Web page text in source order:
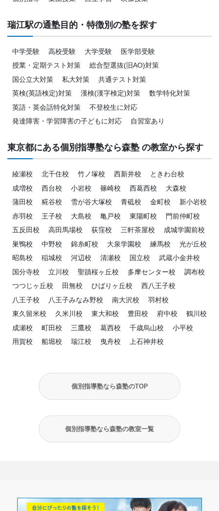
瑞江駅の通塾目的・特徴別の塾を探す
中学受験 高校受験 大学受験
医学部受験
授業・定期テスト対策
総合型選抜(旧AO)対策
国公立大対策
私大対策
共通テスト対策
英検(英語検定)対策
漢検(漢字検定)対策
数学特化対策
英語・英会話特化対策
不登校生に対応
発達障害・学習障害の子どもに対応
自習室あり
東京都にある個別指導塾なら森塾 の教室から探す
綾瀬校 北千住校 竹ノ塚校 西新井校
ときわ台校
成増校
西台校 小岩校 篠崎校 西葛西校
大森校
蒲田校
糀谷校 雪が谷大塚校 青砥校 金町校
新小岩校
赤羽校
王子校 大島校 亀戸校 東陽町校
門前仲町校
五反田校
高田馬場校 荻窪校 三軒茶屋校
成城学園前校
巣鴨校
中野校 錦糸町校 大泉学園校 練馬校
光が丘校
昭島校
稲城校 河辺校 清瀬校 国立校
武蔵小金井校
国分寺校
立川校 聖蹟桜ヶ丘校 多摩センター校
調布校
つつじヶ丘校
田無校 ひばりヶ丘校
西八王子校
八王子校
八王子みなみ野校 南大沢校
羽村校
東久留米校
久米川校 東大和校 豊田校 府中校
鶴川校
成瀬校
町田校 三鷹校 葛西校 千歳烏山校
小平校
用賀校
船堀校 瑞江校 曳舟校 上石神井校
個別指導塾なら森塾のTOP
個別指導塾なら森塾の教室一覧